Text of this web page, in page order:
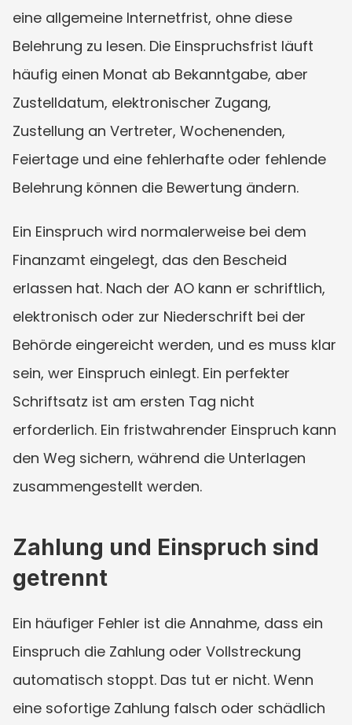
eine allgemeine Internetfrist, ohne diese
Belehrung zu lesen. Die Einspruchsfrist läuft
häufig einen Monat ab Bekanntgabe, aber
Zustelldatum, elektronischer Zugang,
Zustellung an Vertreter, Wochenenden,
Feiertage und eine fehlerhafte oder fehlende
Belehrung können die Bewertung ändern.
Ein Einspruch wird normalerweise bei dem
Finanzamt eingelegt, das den Bescheid
erlassen hat. Nach der AO kann er schriftlich,
elektronisch oder zur Niederschrift bei der
Behörde eingereicht werden, und es muss klar
sein, wer Einspruch einlegt. Ein perfekter
Schriftsatz ist am ersten Tag nicht
erforderlich. Ein fristwahrender Einspruch kann
den Weg sichern, während die Unterlagen
zusammengestellt werden.
Zahlung und Einspruch sind
getrennt
Ein häufiger Fehler ist die Annahme, dass ein
Einspruch die Zahlung oder Vollstreckung
automatisch stoppt. Das tut er nicht. Wenn
eine sofortige Zahlung falsch oder schädlich